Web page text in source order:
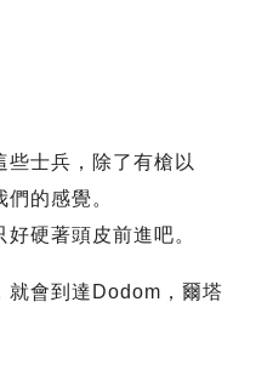
些士兵，除了有槍以
的感覺。
硬著頭皮前進吧。
就會到達Dodom，爾塔